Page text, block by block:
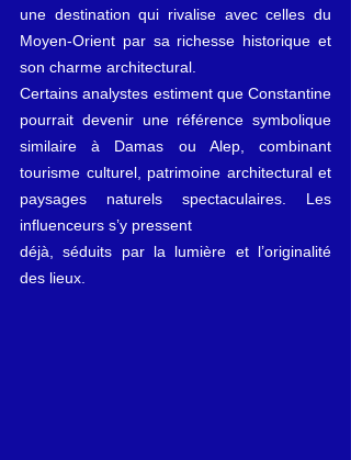
une destination qui rivalise avec celles du
Moyen-Orient par sa richesse historique et
son charme architectural.
Certains analystes estiment que Constantine
pourrait devenir une référence symbolique
similaire à Damas ou Alep, combinant
tourisme culturel, patrimoine architectural et
paysages naturels spectaculaires. Les
influenceurs s’y pressent
déjà, séduits par la lumière et l’originalité
des lieux.